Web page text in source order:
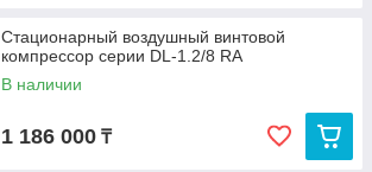
Стационарный воздушный винтовой
компрессор серии DL-1.2/8 RA
В наличии
1 186 000 ₸